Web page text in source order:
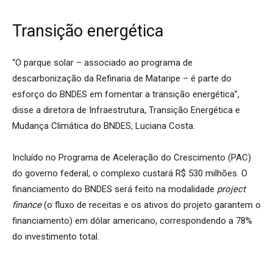
Transição energética
“O parque solar – associado ao programa de
descarbonização da Refinaria de Mataripe – é parte do
esforço do BNDES em fomentar a transição energética”,
disse a diretora de Infraestrutura, Transição Energética e
Mudança Climática do BNDES, Luciana Costa.
Incluído no Programa de Aceleração do Crescimento (PAC)
do governo federal, o complexo custará R$ 530 milhões. O
financiamento do BNDES será feito na modalidade project
finance(o fluxo de receitas e os ativos do projeto garantem o
financiamento) em dólar americano, correspondendo a 78%
do investimento total.